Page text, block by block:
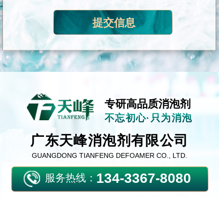
专研高品质消泡剂
不忘初心·只为消泡
广东天峰消泡剂有限公司
GUANGDONG TIANFENG DEFOAMER CO., LTD.
服务热线：134-3367-8080